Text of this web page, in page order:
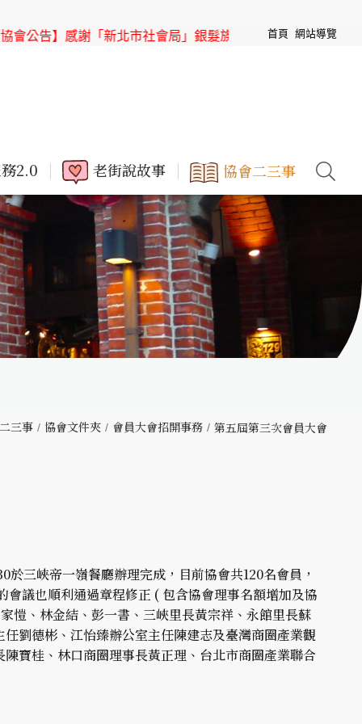
】感謝「新北市社會局」銀髮族節目「高年級超進化」來「
首頁 網站導覽
2.0 老街說故事 協會二三事
三事 協會文件夾 會員大會招開事務 第五屆第三次會員大會
於三峽帝一嶺餐廳辦理完成，目前協會共120名會員，
議也順利通過章程修正 ( 包含協會理事名額增加及協
愷、林金結、彭一書、三峽里長黃宗祥、永館里長蘇
劉德彬、江怡臻辦公室主任陳建志及臺灣商圈產業觀
寶桂、林口商圈理事長黃正理、台北市商圈產業聯合